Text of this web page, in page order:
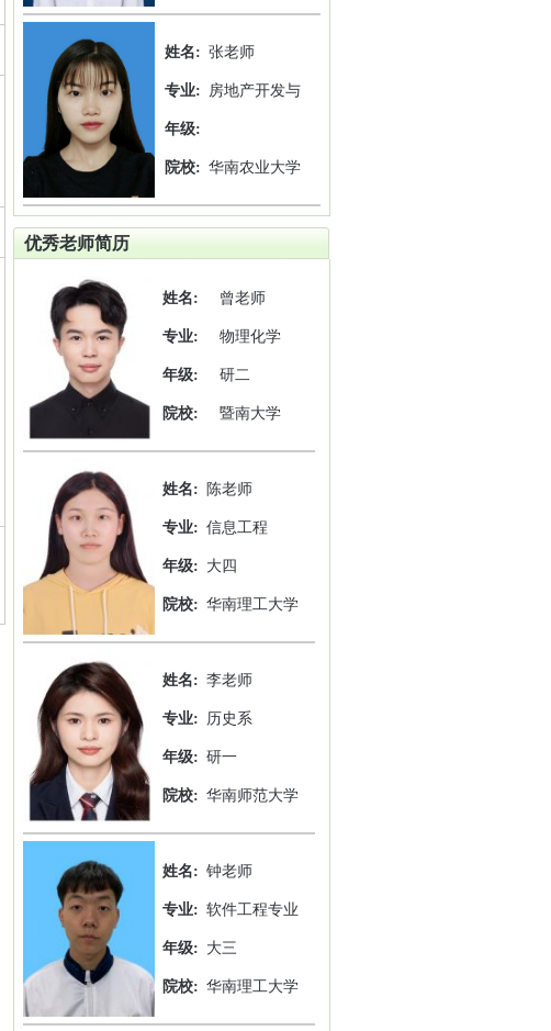
姓名: 张老师
专业: 房地产开发与
年级:
院校: 华南农业大学
优秀老师简历
姓名: 曾老师
专业: 物理化学
年级: 研二
院校: 暨南大学
姓名: 陈老师
专业: 信息工程
年级: 大四
院校: 华南理工大学
姓名: 李老师
专业: 历史系
年级: 研一
院校: 华南师范大学
姓名: 钟老师
专业: 软件工程专业
年级: 大三
院校: 华南理工大学